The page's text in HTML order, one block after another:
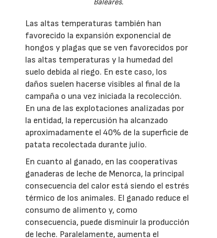
Baleares.
Las altas temperaturas también han
favorecido la expansión exponencial de
hongos y plagas que se ven favorecidos por
las altas temperaturas y la humedad del
suelo debida al riego. En este caso, los
daños suelen hacerse visibles al final de la
campaña o una vez iniciada la recolección.
En una de las explotaciones analizadas por
la entidad, la repercusión ha alcanzado
aproximadamente el 40% de la superficie de
patata recolectada durante julio.
En cuanto al ganado, en las cooperativas
ganaderas de leche de Menorca, la principal
consecuencia del calor está siendo el estrés
térmico de los animales. El ganado reduce el
consumo de alimento y, como
consecuencia, puede disminuir la producción
de leche. Paralelamente, aumenta el